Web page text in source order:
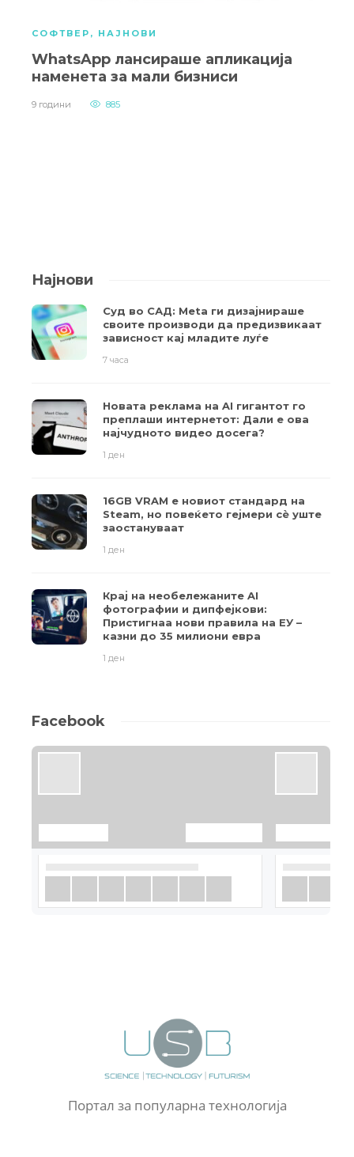
СОФТВЕР , НАЈНОВИ
WhatsApp лансираше апликација
наменета за мали бизниси
9 години 885
Најнови
Суд во САД: Meta ги дизајнираше
своите производи да предизвикаат
зависност кај младите луѓе
7 часа
Новата реклама на AI гигантот го
преплаши интернетот: Дали е ова
најчудното видео досега?
1 ден
16GB VRAM е новиот стандард на
Steam, но повеќето гејмери ​​сè уште
заостануваат
1 ден
Крај на необележаните AI
фотографии и дипфејкови:
Пристигнаа нови правила на ЕУ –
казни до 35 милиони евра
1 ден
Facebook
Портал за популарна технологија